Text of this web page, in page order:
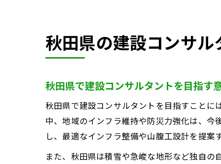
秋田県の建設コンサ
秋田県で建設コンサルタントを目指す
秋田県で建設コンサルタントを目指すことに
中、地域のインフラ維持や防災力強化は、
し、最適なインフラ整備や山腹工設計を提案
また、秋田県は積雪や急峻な地形など独自